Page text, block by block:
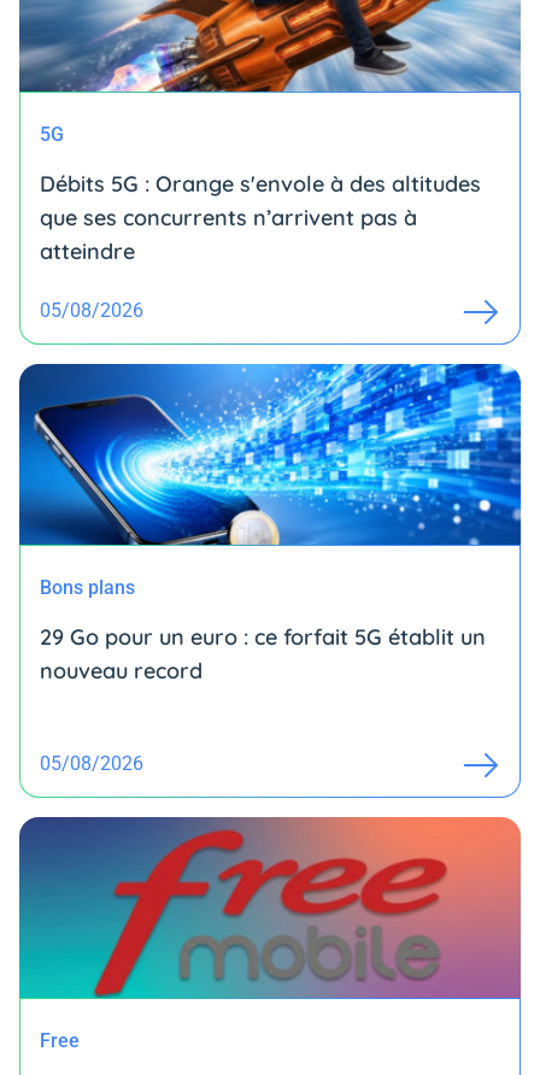
5G
Débits 5G : Orange s'envole à des altitudes
que ses concurrents n’arrivent pas à
atteindre
05/08/2026
Bons plans
29 Go pour un euro : ce forfait 5G établit un
nouveau record
05/08/2026
Free